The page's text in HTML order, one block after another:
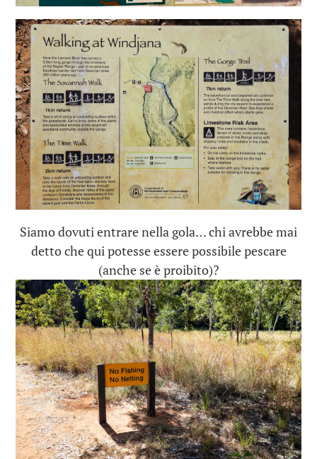
Siamo dovuti entrare nella gola… chi avrebbe mai
detto che qui potesse essere possibile pescare
(anche se è proibito)?